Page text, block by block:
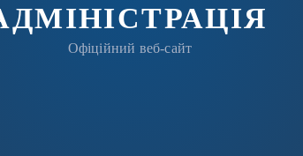
Офіційний веб-сайт